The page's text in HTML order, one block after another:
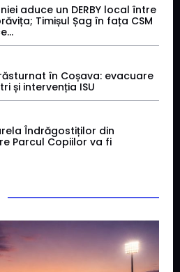
aduce un DERBY local între
Timișul Șag în fața CSM
în Coșava: evacuare
și intervenția ISU
Îndrăgostiților din
Parcul Copiilor va fi